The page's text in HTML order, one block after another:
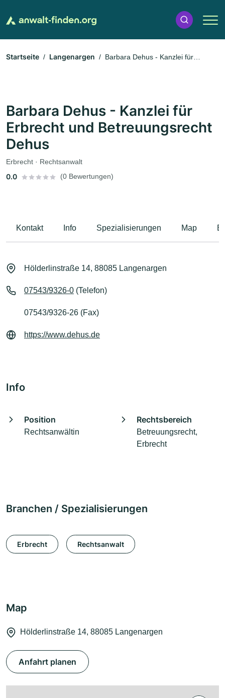
Startseite Langenargen
Barbara Dehus - Kanzlei für
Barbara Dehus - Kanzlei für
Erbrecht und Betreuungsrecht
Dehus
Erbrecht · Rechtsanwalt
0.0 (0 Bewertungen)
Kontakt Info Spezialisierungen Map
Hölderlinstraße 14, 88085 Langenargen
07543/9326-0 (Telefon)
07543/9326-26 (Fax)
https://www.dehus.de
Info
Position
Rechtsanwältin
Rechtsbereich
Betreuungsrecht,
Erbrecht
Branchen / Spezialisierungen
Erbrecht Rechtsanwalt
Map
Hölderlinstraße 14, 88085 Langenargen
Anfahrt planen